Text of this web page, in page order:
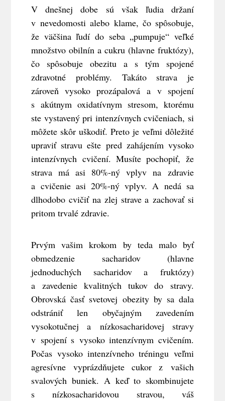
V dnešnej dobe sú však ľudia držaní
v nevedomosti alebo klame, čo spôsobuje,
že väčšina ľudí do seba „pumpuje“ veľké
množstvo obilnín a cukru (hlavne fruktózy),
čo spôsobuje obezitu a s tým spojené
zdravotné problémy. Takáto strava je
zároveň vysoko prozápalová a v spojení
s akútnym oxidatívnym stresom, ktorému
ste vystavený pri intenzívnych cvičeniach, si
môžete skôr uškodiť. Preto je veľmi dôležité
upraviť stravu ešte pred zahájením vysoko
intenzívnych cvičení. Musíte pochopiť, že
strava má asi 80%-ný vplyv na zdravie
a cvičenie asi 20%-ný vplyv. A nedá sa
dlhodobo cvičiť na zlej strave a zachovať si
pritom trvalé zdravie.
Prvým vašim krokom by teda malo byť
obmedzenie sacharidov (hlavne
jednoduchých sacharidov a fruktózy)
a zavedenie kvalitných tukov do stravy.
Obrovská časť svetovej obezity by sa dala
odstrániť len obyčajným zavedením
vysokotučnej a nízkosacharidovej stravy
v spojení s vysoko intenzívnym cvičením.
Počas vysoko intenzívneho tréningu veľmi
agresívne vyprázdňujete cukor z vašich
svalových buniek. A keď to skombinujete
s nízkosacharidovou stravou, váš